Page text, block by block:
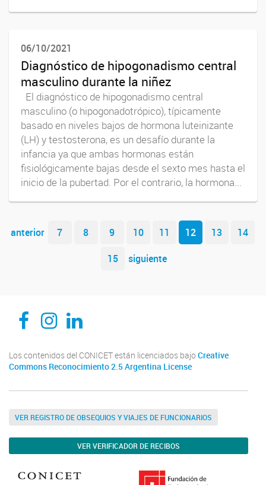
06/10/2021
Diagnóstico de hipogonadismo central
masculino durante la niñez
El diagnóstico de hipogonadismo central
masculino (o hipogonadotrópico), típicamente
basado en niveles bajos de hormona luteinizante
(LH) y testosterona, es un desafío durante la
infancia ya que ambas hormonas están
fisiológicamente bajas desde el sexto mes hasta el
inicio de la pubertad. Por el contrario, la hormona...
Navegador de artículos
anterior 7 8 9 10 11 12 13
14
15
siguiente
CEDIE, Centro de Investigaciones Endocrinológicas Dr. César Bergadá
CEDIE, Centro de Investigaciones Endocrinológicas Dr. César Bergadá
CEDIE, Centro de Investigaciones Endocrinológicas Dr. César Bergadá
Los contenidos del CONICET están licenciados bajo Creative
Commons Reconocimiento 2.5 Argentina License
VER REGISTRO DE OBSEQUIOS Y VIAJES DE FUNCIONARIOS
VER VERIFICADOR DE RECIBOS